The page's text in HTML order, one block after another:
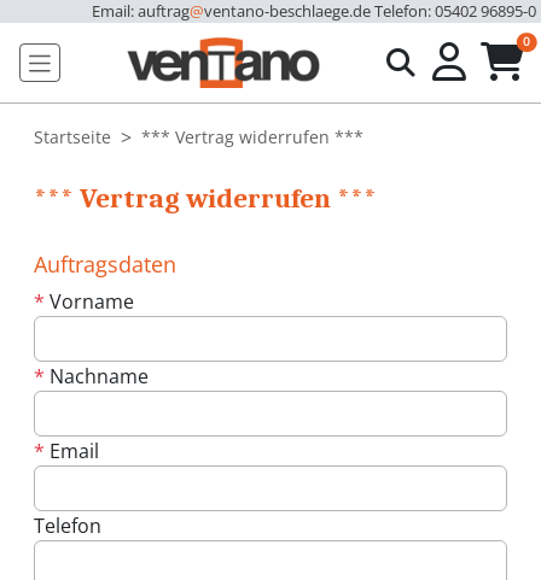
Email: auftrag@ventano-beschlaege.deTelefon: 05402 96895-0
0
Startseite *** Vertrag widerrufen ***
*** Vertrag widerrufen ***
Auftragsdaten
* Vorname
* Nachname
* Email
Telefon